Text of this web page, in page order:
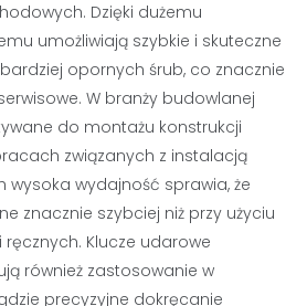
Dzięki dużemu
umożliwiają szybkie i skuteczne
opornych śrub, co znacznie
W branży budowlanej
do montażu konstrukcji
związanych z instalacją
wysoka wydajność sprawia, że
znacznie szybciej niż przy użyciu
Klucze udarowe
również zastosowanie w
precyzyjne dokręcanie